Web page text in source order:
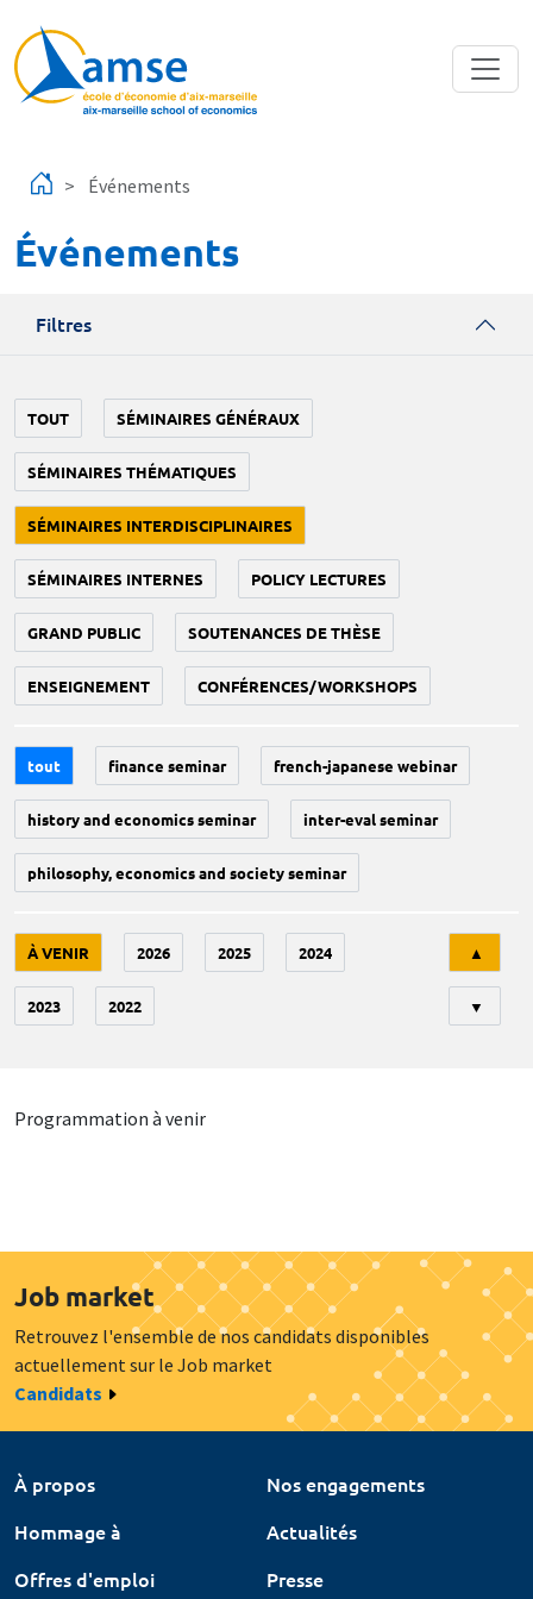
Événements
Événements
Filtres
TOUT SÉMINAIRES GÉNÉRAUX
SÉMINAIRES THÉMATIQUES
SÉMINAIRES INTERDISCIPLINAIRES
SÉMINAIRES INTERNES POLICY LECTURES
GRAND PUBLIC SOUTENANCES DE THÈSE
ENSEIGNEMENT CONFÉRENCES/WORKSHOPS
tout finance seminar french-japanese webinar
history and economics seminar inter-eval seminar
philosophy, economics and society seminar
À VENIR 2026 2025 2024
2023 2022
▲
▼
Programmation à venir
Job market
Retrouvez l'ensemble de nos candidats disponibles
actuellement sur le Job market
Candidats
À propos
Nos engagements
Hommage à
Actualités
Offres d'emploi
Presse